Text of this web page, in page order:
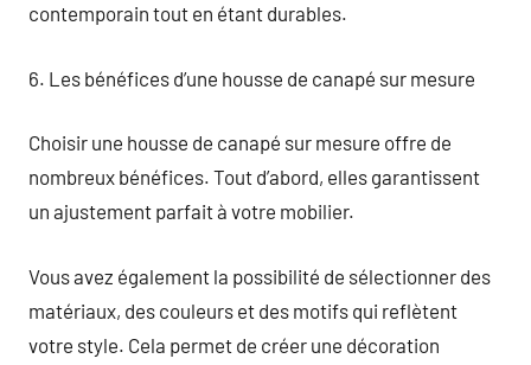
contemporain tout en étant durables.
6. Les bénéfices d’une housse de canapé sur mesure
Choisir une housse de canapé sur mesure offre de
nombreux bénéfices. Tout d’abord, elles garantissent
un ajustement parfait à votre mobilier.
Vous avez également la possibilité de sélectionner des
matériaux, des couleurs et des motifs qui reflètent
votre style. Cela permet de créer une décoration